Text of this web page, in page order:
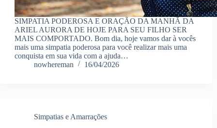
SIMPATIA PODEROSA E ORAÇÃO DA MANHÃ DA
ARIEL AURORA DE HOJE PARA SEU FILHO SER
MAIS COMPORTADO. Bom dia, hoje vamos dar à vocês
mais uma simpatia poderosa para você realizar mais uma
conquista em sua vida com a ajuda…
nowhereman
16/04/2026
Simpatias e Amarrações